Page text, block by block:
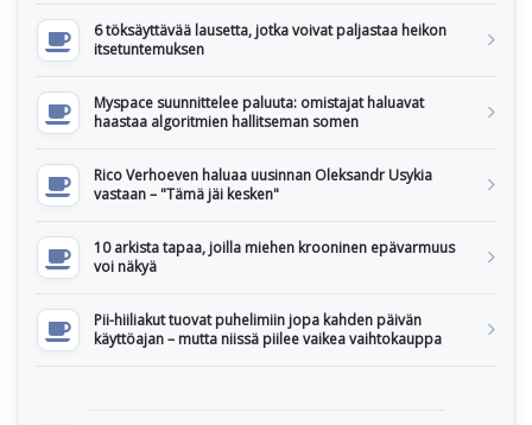
6 töksäyttävää lausetta, jotka voivat paljastaa heikon
itsetuntemuksen
Myspace suunnittelee paluuta: omistajat haluavat
haastaa algoritmien hallitseman somen
Rico Verhoeven haluaa uusinnan Oleksandr Usykia
vastaan – "Tämä jäi kesken"
10 arkista tapaa, joilla miehen krooninen epävarmuus
voi näkyä
Pii-hiiliakut tuovat puhelimiin jopa kahden päivän
käyttöajan – mutta niissä piilee vaikea vaihtokauppa